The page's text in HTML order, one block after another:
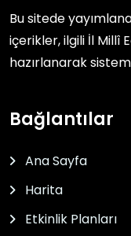
Bu sitede
içerikler, ilgili İl Millî
hazırlanarak
Bağlantılar
Ana Sayfa
Harita
Etkinlik Planları